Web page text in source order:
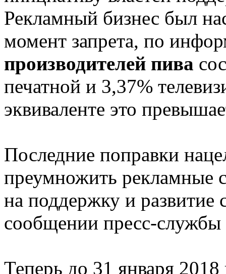
Рекламный бизнес был
момент запрета, по
производителей пива
печатной и 3,37%
эквиваленте это
Последние поправки
преумножить рекламные
на поддержку и развитие
сообщении пресс-
Теперь до 31 января 2018